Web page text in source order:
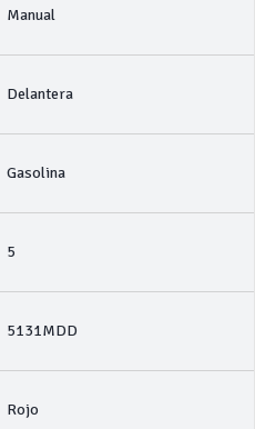
Manual
Delantera
Gasolina
5
5131MDD
Rojo